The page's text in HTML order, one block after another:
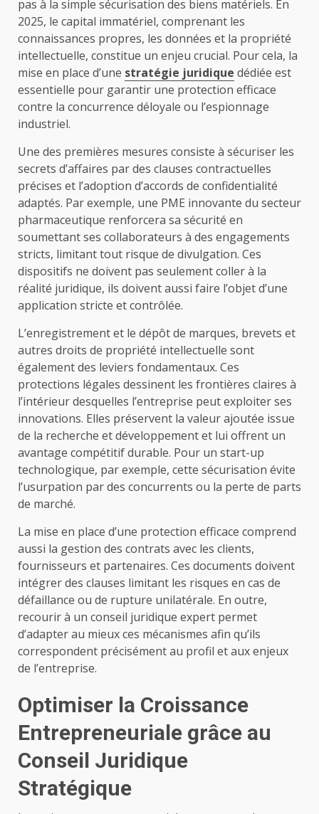
pas à la simple sécurisation des biens matériels. En
2025, le capital immatériel, comprenant les
connaissances propres, les données et la propriété
intellectuelle, constitue un enjeu crucial. Pour cela, la
mise en place d’une stratégie juridique dédiée est
essentielle pour garantir une protection efficace
contre la concurrence déloyale ou l’espionnage
industriel.
Une des premières mesures consiste à sécuriser les
secrets d’affaires par des clauses contractuelles
précises et l’adoption d’accords de confidentialité
adaptés. Par exemple, une PME innovante du secteur
pharmaceutique renforcera sa sécurité en
soumettant ses collaborateurs à des engagements
stricts, limitant tout risque de divulgation. Ces
dispositifs ne doivent pas seulement coller à la
réalité juridique, ils doivent aussi faire l’objet d’une
application stricte et contrôlée.
L’enregistrement et le dépôt de marques, brevets et
autres droits de propriété intellectuelle sont
également des leviers fondamentaux. Ces
protections légales dessinent les frontières claires à
l’intérieur desquelles l’entreprise peut exploiter ses
innovations. Elles préservent la valeur ajoutée issue
de la recherche et développement et lui offrent un
avantage compétitif durable. Pour un start-up
technologique, par exemple, cette sécurisation évite
l’usurpation par des concurrents ou la perte de parts
de marché.
La mise en place d’une protection efficace comprend
aussi la gestion des contrats avec les clients,
fournisseurs et partenaires. Ces documents doivent
intégrer des clauses limitant les risques en cas de
défaillance ou de rupture unilatérale. En outre,
recourir à un conseil juridique expert permet
d’adapter au mieux ces mécanismes afin qu’ils
correspondent précisément au profil et aux enjeux
de l’entreprise.
Optimiser la Croissance
Entrepreneuriale grâce au
Conseil Juridique
Stratégique